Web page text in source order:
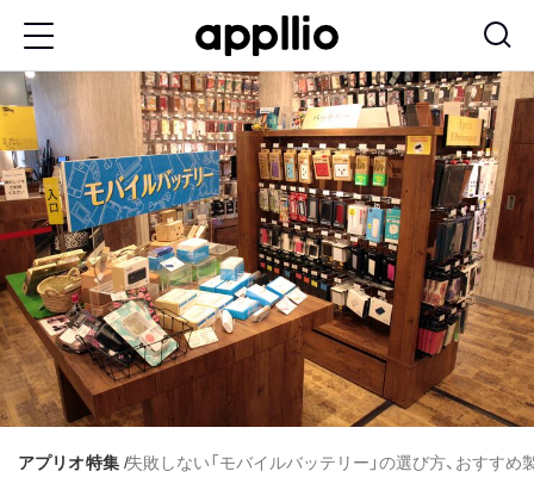
ン
ン
テ
ン
ツ
に
移
動
アプリオ特集 失敗しない「モバイルバッテリー」の選び方、おすす